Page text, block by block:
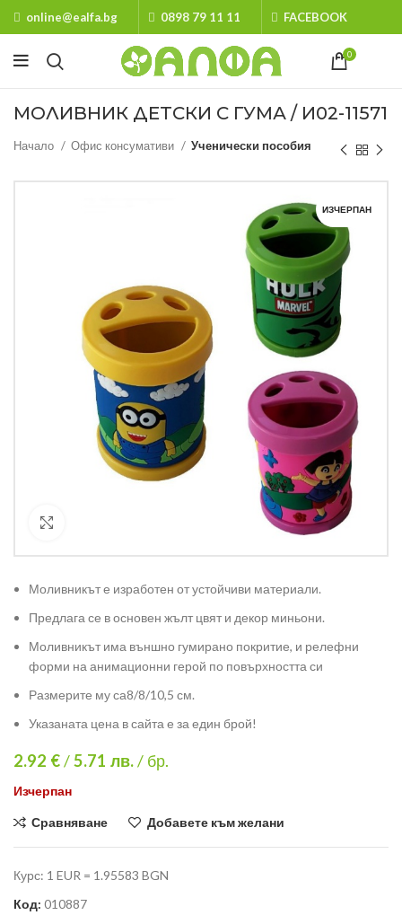
online@ealfa.bg 0898 79 11 11 FACEBOOK
0
МОЛИВНИК ДЕТСКИ С ГУМА / И02-11571
Начало Офис консумативи Ученически пособия
ИЗЧЕРПАН
Моливникът е изработен от устойчиви материали.
Предлага се в основен жълт цвят и декор миньони.
Моливникът има външно гумирано покритие, и релефни
форми на анимационни герой по повърхността си
Размерите му са8/8/10,5 см.
Указаната цена в сайта е за един брой!
2.92 €/5.71 лв./ бр.
Изчерпан
Сравняване Добавете към желани
Курс: 1 EUR = 1.95583 BGN
Код: 010887